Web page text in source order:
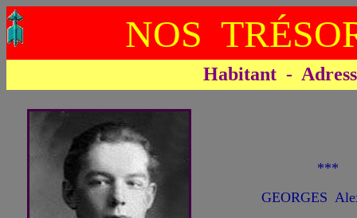
NOS
Habitant -
***
GEORGES